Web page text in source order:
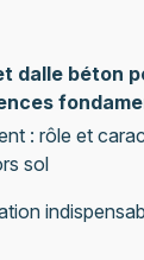
dalle béton
: rôle et
sol